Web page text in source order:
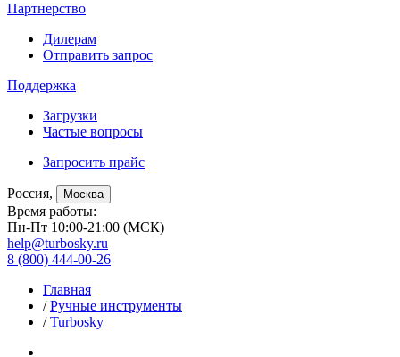
Партнерство
Дилерам
Отправить запрос
Поддержка
Загрузки
Частые вопросы
Запросить прайс
Россия, Москва
Время работы:
Пн-Пт 10:00-21:00 (МСК)
help@turbosky.ru
8 (800) 444-00-26
Главная
/Ручные инструменты
/Turbosky